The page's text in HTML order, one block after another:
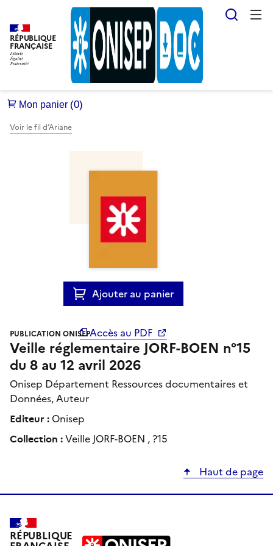
RÉPUBLIQUE
FRANÇAISE
Voir le fil d’Ariane
Ajouter au panier
Accès au PDF
PUBLICATION ONISEP
Veille réglementaire JORF-BOEN n°15
du 8 au 12 avril 2026
Onisep Département Ressources documentaires et
Données, Auteur
Editeur : Onisep
Collection :Veille JORF-BOEN , ?15
Haut de page
RÉPUBLIQUE